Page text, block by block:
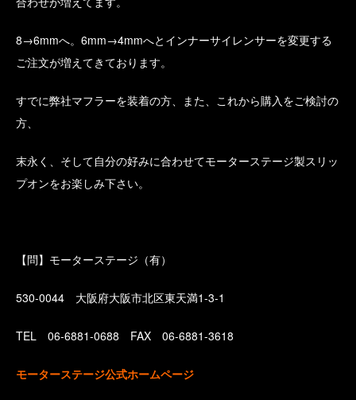
8→6mmへ。6mm→4mmへとインナーサイレンサーを変更する
ご注文が増えてきております。
すでに弊社マフラーを装着の方、また、これから購入をご検討の
方、
末永く、そして自分の好みに合わせてモーターステージ製スリッ
プオンをお楽しみ下さい。
【問】モーターステージ（有）
530-0044 大阪府大阪市北区東天満1-3-1
TEL 06-6881-0688 FAX 06-6881-3618
モーターステージ公式ホームページ